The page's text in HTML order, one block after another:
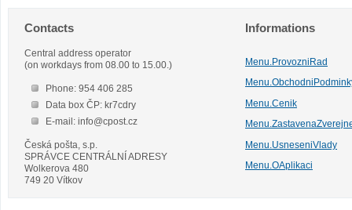
Contacts
Central address operator
(on workdays from 08.00 to 15.00.)
Phone: 954 406 285
Data box ČP: kr7cdry
E-mail: info@cpost.cz
Česká pošta, s.p.
SPRÁVCE CENTRÁLNÍ ADRESY
Wolkerova 480
749 20 Vítkov
Informations
Menu.ProvozniRad
Menu.Cenik
Menu.UsneseniVlady
Menu.OAplikaci